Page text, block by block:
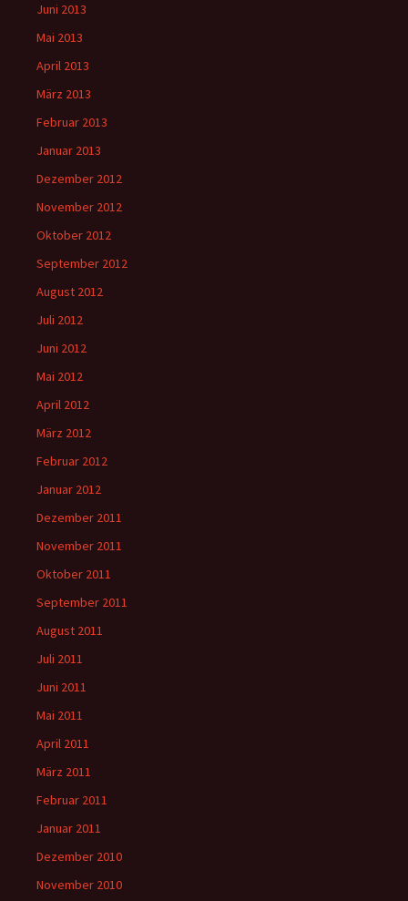
Juni 2013
Mai 2013
April 2013
März 2013
Februar 2013
Januar 2013
Dezember 2012
November 2012
Oktober 2012
September 2012
August 2012
Juli 2012
Juni 2012
Mai 2012
April 2012
März 2012
Februar 2012
Januar 2012
Dezember 2011
November 2011
Oktober 2011
September 2011
August 2011
Juli 2011
Juni 2011
Mai 2011
April 2011
März 2011
Februar 2011
Januar 2011
Dezember 2010
November 2010